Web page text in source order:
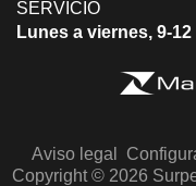
SERVICIO
Lunes a viernes, 9-12
Aviso legal
Copyright © 2026